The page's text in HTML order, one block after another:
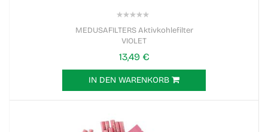
MEDUSAFILTERS Aktivkohlefilter
VIOLET
13,49 €
IN DEN WARENKORB